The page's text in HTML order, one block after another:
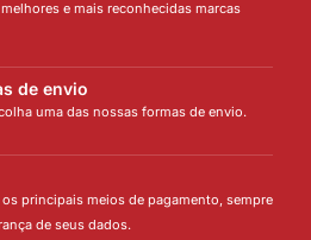
e mais reconhecidas marcas
de envio
uma das nossas formas de envio.
principais meios de pagamento, sempre
de seus dados.